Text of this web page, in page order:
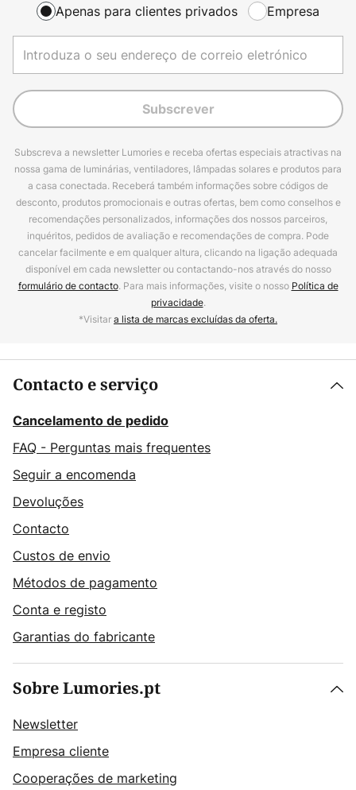
Apenas para clientes privados Empresa
Subscrever
Subscreva a newsletter Lumories e receba ofertas especiais atractivas na
nossa gama de luminárias, ventiladores, lâmpadas solares e produtos para
a casa conectada. Receberá também informações sobre códigos de
desconto, produtos promocionais e outras ofertas, bem como conselhos e
recomendações personalizados, informações dos nossos parceiros,
inquéritos, pedidos de avaliação e recomendações de compra. Pode
cancelar facilmente e em qualquer altura, clicando na ligação adequada
disponível em cada newsletter ou contactando-nos através do nosso
formulário de contacto. Para mais informações, visite o nosso Política de
privacidade.
*Visitara lista de marcas excluídas da oferta.
Contacto e serviço
Cancelamento de pedido
FAQ - Perguntas mais frequentes
Seguir a encomenda
Devoluções
Contacto
Custos de envio
Métodos de pagamento
Conta e registo
Garantias do fabricante
Sobre Lumories.pt
Newsletter
Empresa cliente
Cooperações de marketing